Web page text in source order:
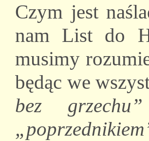
Czym jest
nam List do
musimy
będąc we
bez